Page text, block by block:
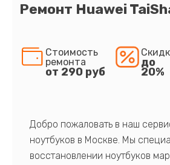
Ремонт Huawei
Стоимость
ремонта
от 290 руб
до
20%
Добро пожаловать в наш
ноутбуков в Москве. Мы
восстановлении ноутбуков